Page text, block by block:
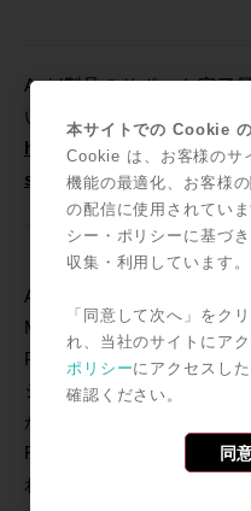
Avid製品のサポート完了
いただけます。
http://avid.force.com/
support-dates
Avidでは、ICONをご使用
M40へのアップグレード
PROショウルームであれ
シップ・コントローラー
が出来ます。現在、業務
ROCK ON PROまでお問
わせた最適な提案をさせ
本サイトでの Cookie
Cookie は、お客様のサ
機能の最適化、お客様
の配信に使用されてい
シー・ポリシーに基づ
収集・利用しています。
「同意して次へ」をク
れ、当社のサイトにアク
ポリシーにアクセスし
確認ください。
同